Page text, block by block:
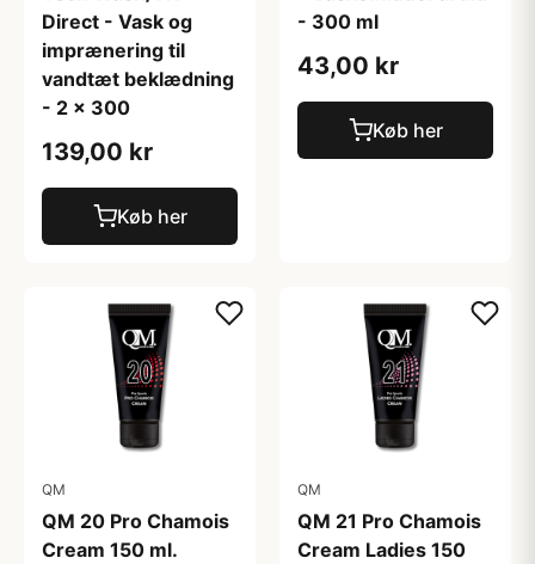
Direct - Vask og
imprænering til
vandtæt beklædning
- 2 x 300
139,00 kr
Køb her
- 300 ml
43,00 kr
Køb her
QM
QM 20 Pro Chamois
Cream 150 ml.
QM
QM 21 Pro Chamois
Cream Ladies 150